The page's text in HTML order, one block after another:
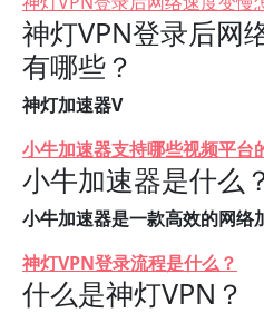
神灯VPN登录后网
有哪些？
神灯加速器V
小牛加速器支持哪些视频平台
小牛加速器是什么
小牛加速器是一款高效的网络
神灯VPN登录流程是什么？
什么是神灯VPN？